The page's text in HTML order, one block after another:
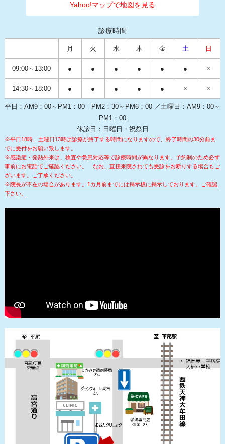
Yahoo!マップで地図を見る
診療時間
月 火 水 木 金 土 日
09:00～13:00 ● ● ● ● ● ● ×
14:30～18:00 ● ● ● ● ● × ×
平日：AM9：00～PM1：00 PM2：30～PM6：00 ／土曜日：AM9：00～
PM1：00
休診日：日曜日・祝祭日
※平日18時、土曜日13時は診療が終了する時間になりますので、終了時間の30分前ま
でに受付をお願い致します。
※感染症・発熱外来は、検査や急患対応等で診療時間が異なります。予約制のため必ず
事前にお電話でご確認ください。
なお、直接来院されても受診をお断りする場合もご
ざいます。ご了承ください。
※院長が不在の場合があります。1カ月前までには掲示板に掲示しております。ご確認
下さい。